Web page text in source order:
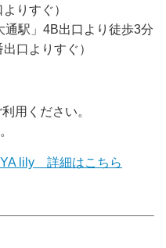
りすぐ）
駅」4B出口より徒歩3分
口よりすぐ）
用ください。
lily 詳細はこちら